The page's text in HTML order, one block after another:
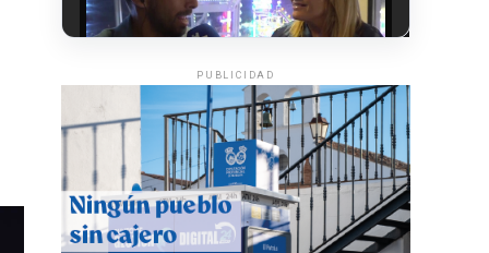
5º DÍA DE LAS FIESTAS COLOMBINAS
2026
·Huelvatv
PUBLICIDAD